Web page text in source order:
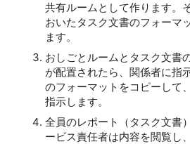
共有ルームとして作ります。
おいたタスク文書のフォーマ
ます。
おしごとルームとタスク文書
が配置されたら、関係者に指
のフォーマットをコピーして
指示します。
全員のレポート（タスク文書
ービス責任者は内容を閲覧し